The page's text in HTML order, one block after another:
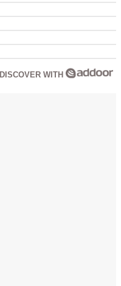
DISCOVER WITH